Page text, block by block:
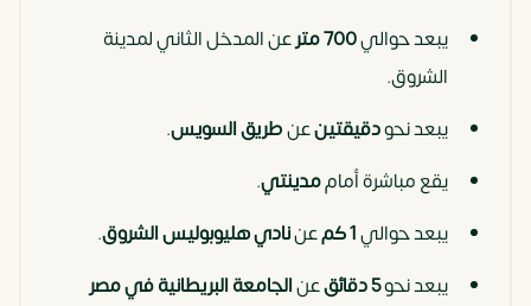
يبعد حوالي700 متر
عن المدخل الثاني لمدينة
الشروق.
يبعد نحودقيقتينعنطريق السويس.
يقع مباشرة أماممدينتي.
يبعد حوالي1 كم عننادي هليوبوليس الشروق.
يبعد نحو5 دقائق عنالجامعة البريطانية في مصر